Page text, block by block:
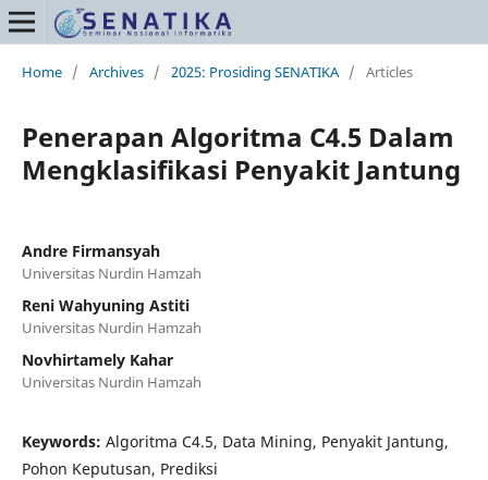
Home / Archives / 2025: Prosiding SENATIKA / Articles
Penerapan Algoritma C4.5 Dalam
Mengklasifikasi Penyakit Jantung
Andre Firmansyah
Universitas Nurdin Hamzah
Reni Wahyuning Astiti
Universitas Nurdin Hamzah
Novhirtamely Kahar
Universitas Nurdin Hamzah
Keywords: Algoritma C4.5, Data Mining, Penyakit Jantung,
Pohon Keputusan, Prediksi